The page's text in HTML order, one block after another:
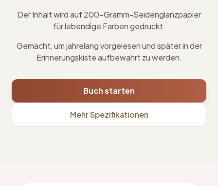
Der Inhalt wird auf 200-Gramm-Seidenglanzpapier
für lebendige Farben gedruckt.
Gemacht, um jahrelang vorgelesen und später in der
Erinnerungskiste aufbewahrt zu werden.
Buch starten
Mehr Spezifikationen